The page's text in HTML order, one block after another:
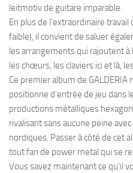
leitmotiv de guitare imparable.
En plus de l’extraordinaire
faible), il convient de saluer
les arrangements qui rajoutent à
les chœurs, les claviers ici et là,
Ce premier album de
positionne d’entrée de jeu dans
productions métalliques
rivalisant sans aucune peine
nordiques. Passer à côté de cet
tout fan de power metal qui se
Vous savez maintenant ce qu’il